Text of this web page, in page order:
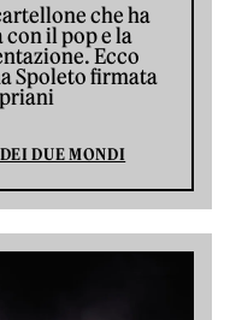
che ha
il pop e la
Ecco
Spoleto firmata
DUE MONDI